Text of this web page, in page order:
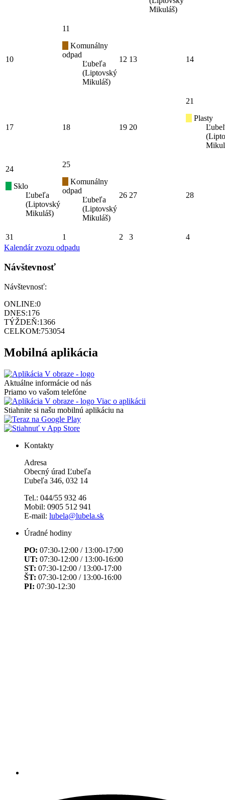
Mikuláš)
10
11
Komunálny
odpad
Ľubeľa
(Liptovský
Mikuláš)
12 13 14
17 18 19 20
21
Plasty
24
Sklo
Ľubeľa
(Liptovský
Mikuláš)
25
Komunálny
odpad
Ľubeľa
(Liptovský
Mikuláš)
26 27 28
31 1 2 3
4
Kalendár zvozu odpadu
Návštevnosť
Návštevnosť:
ONLINE:0
DNES:176
TÝŽDEŇ:1366
CELKOM:753054
Mobilná aplikácia
Aktuálne informácie od nás
Priamo vo vašom telefóne
Viac o aplikácii
Stiahnite si našu mobilnú aplikáciu na
Kontakty
Adresa
Obecný úrad Ľubeľa
Ľubeľa 346, 032 14
Tel.: 044/55 932 46
Mobil: 0905 512 941
E-mail: lubela@lubela.sk
Úradné hodiny
PO: 07:30-12:00 / 13:00-17:00
UT: 07:30-12:00 / 13:00-16:00
ST: 07:30-12:00 / 13:00-17:00
ŠT: 07:30-12:00 / 13:00-16:00
PI: 07:30-12:30